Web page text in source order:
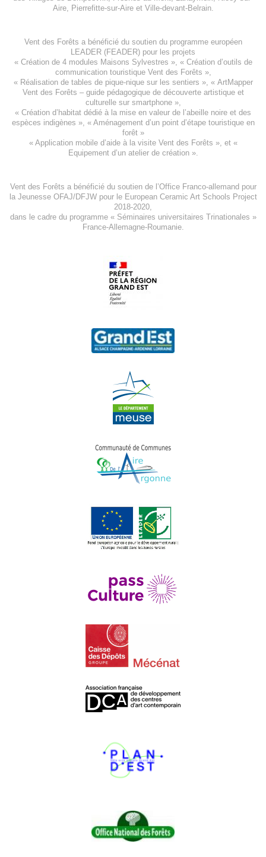
Aire, Pierrefitte-sur-Aireet Ville-devant-Belrain.
Vent des Forêts a bénéficié du soutien du programme européen
LEADER (FEADER) pour les projets
« Création de 4 modules Maisons Sylvestres », « Création d’outils de
communication touristique Vent des Forêts »,
« Réalisation de tables de pique-nique sur les sentiers », « ArtMapper
Vent des Forêts – guide pédagogique de découverte artistique et
culturelle sur smartphone »,
« Création d’habitat dédié à la mise en valeur de l’abeille noire et des
espèces indigènes », « Aménagement d’un point d’étape touristique en
forêt»
« Application mobile d’aide à la visite Vent des Forêts », et «
Equipement d’un atelier de création».
Vent des Forêts a bénéficié du soutien de l’Office Franco-allemand pour
la Jeunesse OFAJ/DFJWpour leEuropean Ceramic Art Schools Project
2018-2020
dans le cadre du programme « Séminaires universitaires Trinationales »
France-Allemagne-Roumanie.